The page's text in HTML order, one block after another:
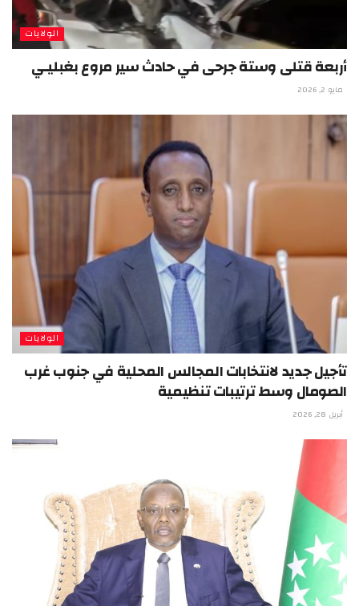
الولايات
أربعة قتلى وستة جرحى في حادث سير مروع بغبليـي
مايو 2, 2026
الولايات
تأجيل جديد لانتخابات المجالس المحلية في جنوب غرب
الصومال وسط ترتيبات تنظيمية
أبريل 28, 2026